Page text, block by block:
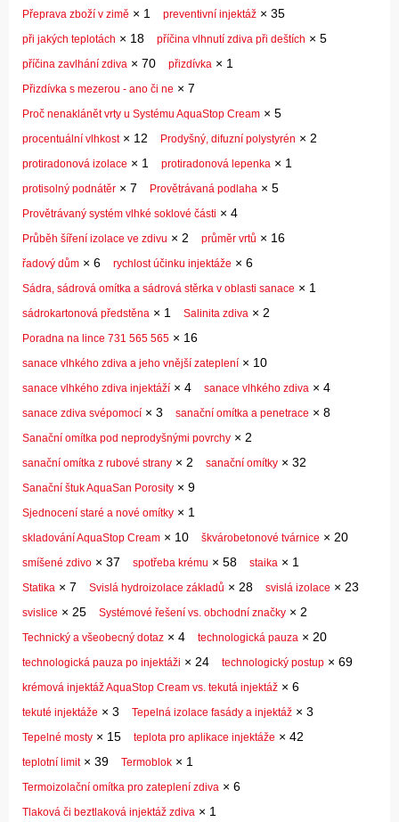
Přeprava zboží v zimě × 1 preventivní injektáž × 35
při jakých teplotách × 18 příčina vlhnutí zdiva při deštích × 5
příčina zavlhání zdiva × 70 přizdívka × 1
Přizdívka s mezerou - ano či ne × 7
Proč nenaklánět vrty u Systému AquaStop Cream × 5
procentuální vlhkost× 12 Prodyšný, difuzní polystyrén × 2
protiradonová izolace × 1 protiradonová lepenka × 1
protisolný podnátěr × 7 Provětrávaná podlaha × 5
Provětrávaný systém vlhké soklové části × 4
Průběh šíření izolace ve zdivu × 2 průměr vrtů × 16
řadový dům × 6 rychlost účinku injektáže × 6
Sádra, sádrová omítka a sádrová stěrka v oblasti sanace × 1
sádrokartonová předstěna × 1 Salinita zdiva × 2
Poradna na lince 731 565 565 × 16
sanace vlhkého zdiva a jeho vnější zateplení × 10
sanace vlhkého zdiva injektáží × 4 sanace vlhkého zdiva × 4
sanace zdiva svépomocí × 3 sanační omítka a penetrace × 8
Sanační omítka pod neprodyšnými povrchy × 2
sanační omítka z rubové strany × 2 sanační omítky × 32
Sanační štuk AquaSan Porosity × 9
Sjednocení staré a nové omítky × 1
skladování AquaStop Cream × 10 škvárobetonové tvárnice × 20
smíšené zdivo × 37 spotřeba krému × 58 staika × 1
Statika × 7 Svislá hydroizolace základů × 28 svislá izolace × 23
svislice × 25 Systémové řešení vs. obchodní značky × 2
Technický a všeobecný dotaz × 4 technologická pauza × 20
technologická pauza po injektáži × 24 technologický postup × 69
krémová injektáž AquaStop Cream vs. tekutá injektáž × 6
tekuté injektáže × 3 Tepelná izolace fasády a injektáž × 3
Tepelné mosty × 15 teplota pro aplikace injektáže × 42
teplotní limit× 39 Termoblok × 1
Termoizolační omítka pro zateplení zdiva × 6
Tlaková či beztlaková injektáž zdiva × 1